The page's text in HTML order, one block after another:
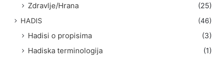
Zdravlje/Hrana
(25)
HADIS (46)
Hadisi o propisima
(3)
Hadiska terminologija
(1)